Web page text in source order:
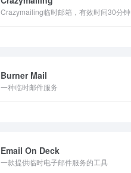
Crazymailing临时邮箱，有效时间30分钟
Burner Mail
一种临时邮件服务
Email On Deck
一款提供临时电子邮件服务的工具